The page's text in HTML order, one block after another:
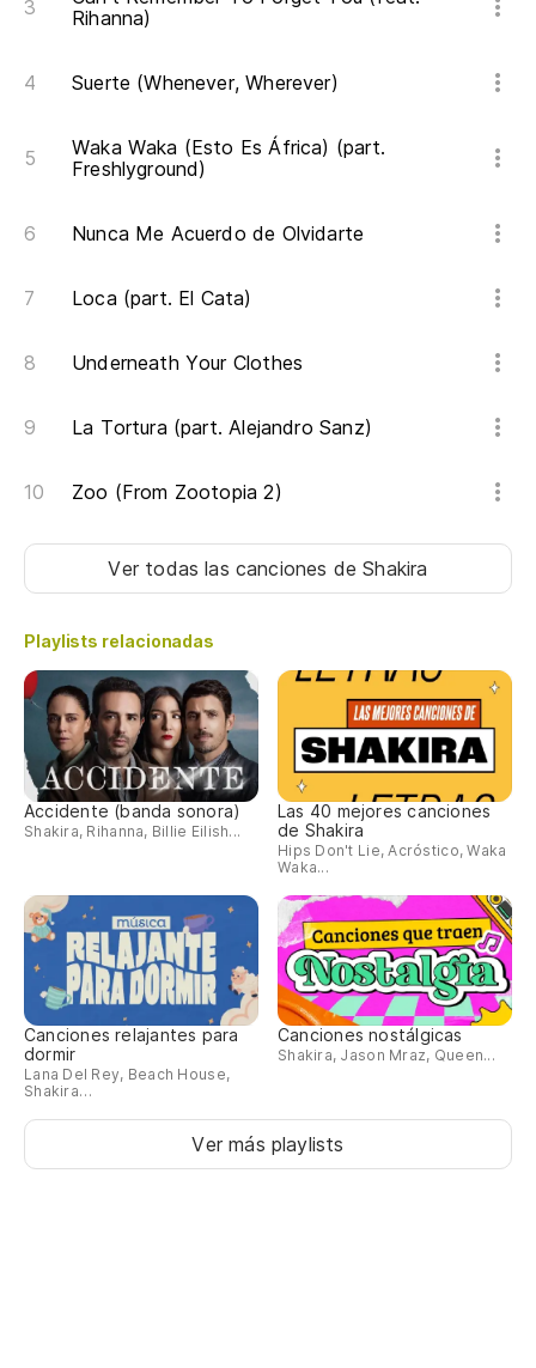
Rihanna)
Suerte (Whenever, Wherever)
Waka Waka (Esto Es África) (part.
Freshlyground)
Nunca Me Acuerdo de Olvidarte
Loca (part. El Cata)
Underneath Your Clothes
La Tortura (part. Alejandro Sanz)
Zoo (From Zootopia 2)
Ver todas las canciones de Shakira
Playlists relacionadas
Accidente (banda sonora)
Shakira, Rihanna, Billie Eilish...
Las 40 mejores canciones
de Shakira
Hips Don't Lie, Acróstico, Waka
Waka...
Canciones relajantes para
dormir
Lana Del Rey, Beach House,
Shakira…
Canciones nostálgicas
Shakira, Jason Mraz, Queen...
Ver más playlists